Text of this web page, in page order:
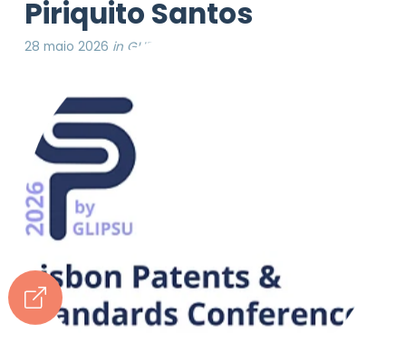
Piriquito Santos
28 maio 2026 in GLIPSU